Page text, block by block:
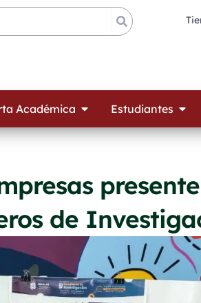
Académica Open Oferta
Estudiantes
de